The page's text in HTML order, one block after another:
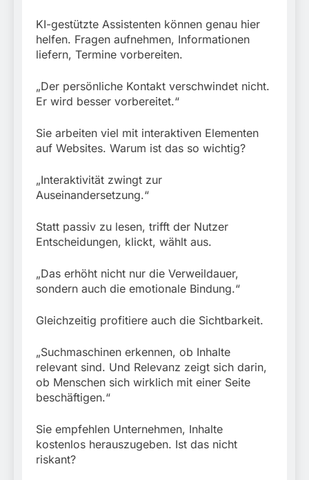
KI-gestützte Assistenten können genau hier
helfen. Fragen aufnehmen, Informationen
liefern, Termine vorbereiten.
„Der persönliche Kontakt verschwindet nicht.
Er wird besser vorbereitet.“
Sie arbeiten viel mit interaktiven Elementen
auf Websites. Warum ist das so wichtig?
„Interaktivität zwingt zur
Auseinandersetzung.“
Statt passiv zu lesen, trifft der Nutzer
Entscheidungen, klickt, wählt aus.
„Das erhöht nicht nur die Verweildauer,
sondern auch die emotionale Bindung.“
Gleichzeitig profitiere auch die Sichtbarkeit.
„Suchmaschinen erkennen, ob Inhalte
relevant sind. Und Relevanz zeigt sich darin,
ob Menschen sich wirklich mit einer Seite
beschäftigen.“
Sie empfehlen Unternehmen, Inhalte
kostenlos herauszugeben. Ist das nicht
riskant?